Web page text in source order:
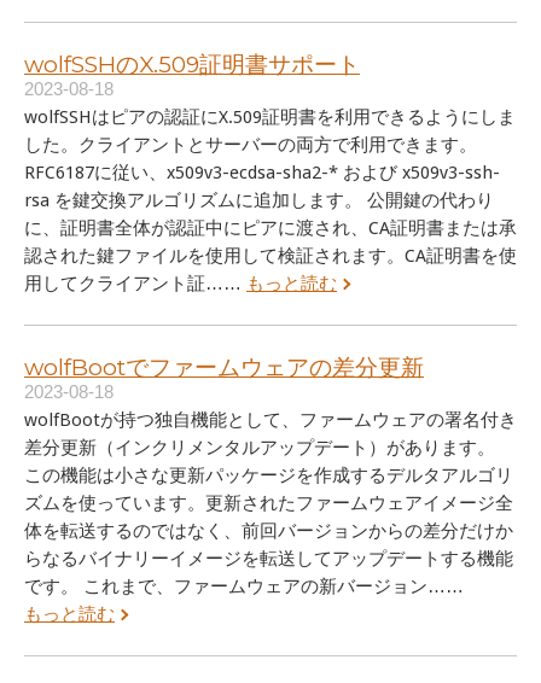
wolfSSHのX.509証明書サポート
2023-08-18
wolfSSHはピアの認証にX.509証明書を利用できるようにしま
した。クライアントとサーバーの両方で利用できます。
RFC6187に従い、x509v3-ecdsa-sha2-* および x509v3-ssh-
rsa を鍵交換アルゴリズムに追加します。 公開鍵の代わり
に、証明書全体が認証中にピアに渡され、CA証明書または承
認された鍵ファイルを使用して検証されます。CA証明書を使
用してクライアント証…… もっと読む
wolfBootでファームウェアの差分更新
2023-08-18
wolfBootが持つ独自機能として、ファームウェアの署名付き
差分更新（インクリメンタルアップデート）があります。
この機能は小さな更新パッケージを作成するデルタアルゴリ
ズムを使っています。更新されたファームウェアイメージ全
体を転送するのではなく、前回バージョンからの差分だけか
らなるバイナリーイメージを転送してアップデートする機能
です。 これまで、ファームウェアの新バージョン……
もっと読む